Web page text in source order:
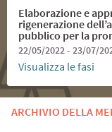
Elaborazione e
rigenerazione
pubblico per la
22/05/2022 - 23/07/
Visualizza le fasi
ARCHIVIO DELLA